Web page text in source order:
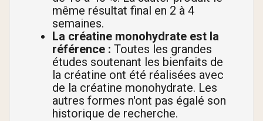
même résultat final en 2 à 4
semaines.
La créatine monohydrate est la
référence : Toutes les grandes
études soutenant les bienfaits de
la créatine ont été réalisées avec
de la créatine monohydrate. Les
autres formes n'ont pas égalé son
historique de recherche.